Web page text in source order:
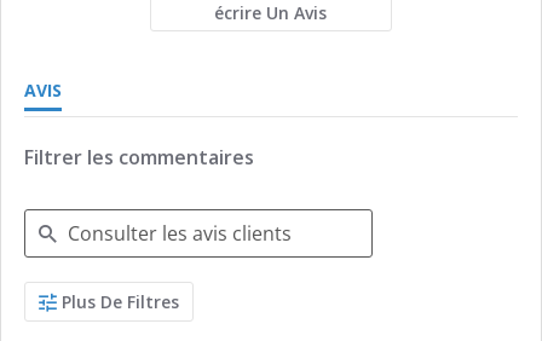
écrire Un Avis
AVIS
Filtrer les commentaires
Search
ReviewsPlus De Filtres